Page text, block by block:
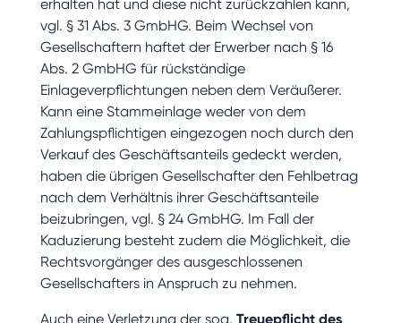
erhalten hat und diese nicht zurückzahlen kann,
vgl. § 31 Abs. 3 GmbHG. Beim Wechsel von
Gesellschaftern haftet der Erwerber nach § 16
Abs. 2 GmbHG für rückständige
Einlageverpflichtungen neben dem Veräußerer.
Kann eine Stammeinlage weder von dem
Zahlungspflichtigen eingezogen noch durch den
Verkauf des Geschäftsanteils gedeckt werden,
haben die übrigen Gesellschafter den Fehlbetrag
nach dem Verhältnis ihrer Geschäftsanteile
beizubringen, vgl. § 24 GmbHG. Im Fall der
Kaduzierung besteht zudem die Möglichkeit, die
Rechtsvorgänger des ausgeschlossenen
Gesellschafters in Anspruch zu nehmen.
Auch eine Verletzung der sog. Treuepflicht des